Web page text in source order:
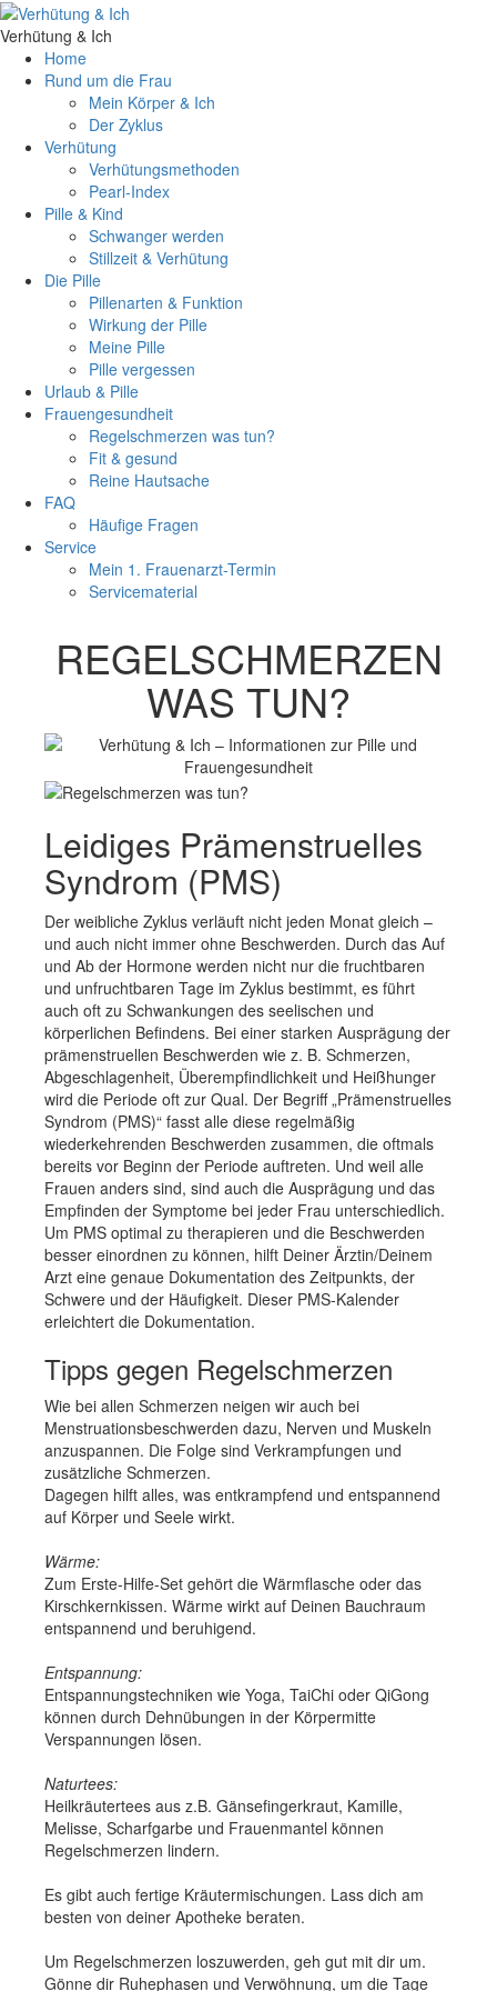
Verhütung & Ich
Home
Rund um die Frau
Mein Körper & Ich
Der Zyklus
Verhütung
Verhütungsmethoden
Pearl-Index
Pille & Kind
Schwanger werden
Stillzeit & Verhütung
Die Pille
Pillenarten & Funktion
Wirkung der Pille
Meine Pille
Pille vergessen
Urlaub & Pille
Frauengesundheit
Regelschmerzen was tun?
Fit & gesund
Reine Hautsache
FAQ
Häufige Fragen
Service
Mein 1. Frauenarzt-Termin
Servicematerial
REGELSCHMERZEN
WAS TUN?
Leidiges Prämenstruelles
Syndrom (PMS)
Der weibliche Zyklus verläuft nicht jeden Monat gleich –
und auch nicht immer ohne Beschwerden. Durch das Auf
und Ab der Hormone werden nicht nur die fruchtbaren
und unfruchtbaren Tage im Zyklus bestimmt, es führt
auch oft zu Schwankungen des seelischen und
körperlichen Befindens. Bei einer starken Ausprägung der
prämenstruellen Beschwerden wie z. B. Schmerzen,
Abgeschlagenheit, Überempfindlichkeit und Heißhunger
wird die Periode oft zur Qual. Der Begriff „Prämenstruelles
Syndrom (PMS)“ fasst alle diese regelmäßig
wiederkehrenden Beschwerden zusammen, die oftmals
bereits vor Beginn der Periode auftreten. Und weil alle
Frauen anders sind, sind auch die Ausprägung und das
Empfinden der Symptome bei jeder Frau unterschiedlich.
Um PMS optimal zu therapieren und die Beschwerden
besser einordnen zu können, hilft Deiner Ärztin/Deinem
Arzt eine genaue Dokumentation des Zeitpunkts, der
Schwere und der Häufigkeit. Dieser PMS-Kalender
erleichtert die Dokumentation.
Tipps gegen Regelschmerzen
Wie bei allen Schmerzen neigen wir auch bei
Menstruationsbeschwerden dazu, Nerven und Muskeln
anzuspannen. Die Folge sind Verkrampfungen und
zusätzliche Schmerzen.
Dagegen hilft alles, was entkrampfend und entspannend
auf Körper und Seele wirkt.
Wärme:
Zum Erste-Hilfe-Set gehört die Wärmflasche oder das
Kirschkernkissen. Wärme wirkt auf Deinen Bauchraum
entspannend und beruhigend.
Entspannung:
Entspannungstechniken wie Yoga, TaiChi oder QiGong
können durch Dehnübungen in der Körpermitte
Verspannungen lösen.
Naturtees:
Heilkräutertees aus z.B. Gänsefingerkraut, Kamille,
Melisse, Scharfgarbe und Frauenmantel können
Regelschmerzen lindern.
Es gibt auch fertige Kräutermischungen. Lass dich am
besten von deiner Apotheke beraten.
Um Regelschmerzen loszuwerden, geh gut mit dir um.
Gönne dir Ruhephasen und Verwöhnung, um die Tage